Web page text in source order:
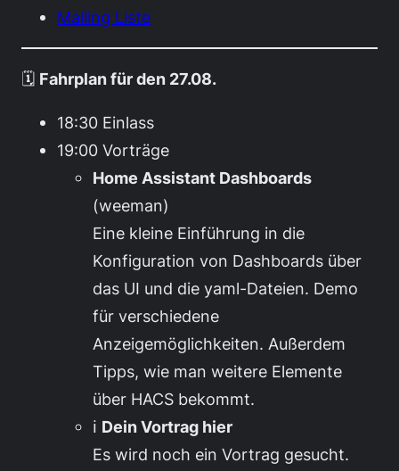
Mailing Liste
🗓️ Fahrplan für den 27.08.
18:30 Einlass
19:00 Vorträge
Home Assistant Dashboards
(weeman)
Eine kleine Einführung in die
Konfiguration von Dashboards über
das UI und die yaml-Dateien. Demo
für verschiedene
Anzeigemöglichkeiten. Außerdem
Tipps, wie man weitere Elemente
über HACS bekommt.
ℹ️ Dein Vortrag hier
Es wird noch ein Vortrag gesucht.